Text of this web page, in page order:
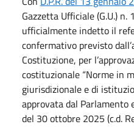
Gazzetta Ufficiale (G.U.)
ufficialmente indetto il
confermativo previsto
Costituzione, per
costituzionale “Norme in
giurisdizionale e di
approvata dal Parlamento
del 30 ottobre 2025 (c.d.